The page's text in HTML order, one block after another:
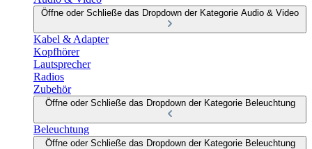
Öffne oder Schließe das Dropdown der Kategorie Audio & Video
Kabel & Adapter
Kopfhörer
Lautsprecher
Radios
Zubehör
Öffne oder Schließe das Dropdown der Kategorie Beleuchtung
Beleuchtung
Öffne oder Schließe das Dropdown der Kategorie Beleuchtung